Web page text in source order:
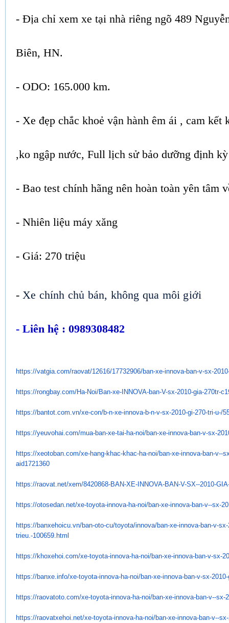
- Địa chỉ xem xe tại nhà riêng ngõ 489
Biên, HN.
- ODO: 165.000 km.
- Xe đẹp chắc khoẻ vận hành êm ái , cam kết
,ko ngập nước, Full lịch sử bảo dưỡng định
- Bao test chính hãng nên hoàn toàn yên tâm
- Nhiên liệu máy xăng
- Giá: 270 triệu
- Xe chính chủ bán, không qua môi giới
- Liên hệ : 0989308482
https://vatgia.com/raovat/12616/17732906/ban-xe-innova-ban-v-sx-
https://rongbay.com/Ha-Noi/Ban-xe-INNOVA-ban-V-sx-2010-gia-270tr-
https://bantot.com.vn/xe-con/b-n-xe-innova-b-n-v-sx-2010-gi-270-tri-u-/
https://yeuvohai.com/mua-ban-xe-tai-ha-noi/ban-xe-innova-ban-v-sx-
https://xeotoban.com/xe-hang-khac-khac-ha-noi/ban-xe-innova-ban-v--
aid1721360
https://raovat.net/xem/8420868-BAN-XE-INNOVA-BAN-V-SX--2010-
https://otosedan.net/xe-toyota-innova-ha-noi/ban-xe-innova-ban-v--sx-
https://banxehoicu.vn/ban-oto-cu/toyota/innova/ban-xe-innova-ban-v-
trieu.-100659.html
https://khoxehoi.com/xe-toyota-innova-ha-noi/ban-xe-innova-ban-v-sx-
https://banxe.info/xe-toyota-innova-ha-noi/ban-xe-innova-ban-v-sx-
https://raovatoto.com/xe-toyota-innova-ha-noi/ban-xe-innova-ban-v--sx-
https://raovatxehoi.net/xe-toyota-innova-ha-noi/ban-xe-innova-ban-v--